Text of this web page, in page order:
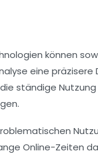
können
eine präzisere
ständige Nutzung
.
Online-Zeiten